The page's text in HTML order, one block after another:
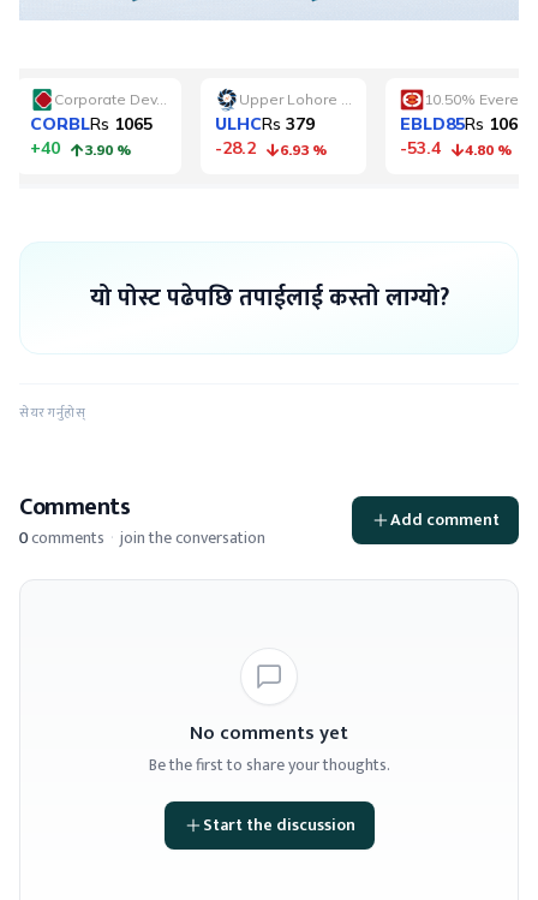
यो पोस्ट पढेपछि तपाईलाई कस्तो लाग्यो?
सेयर गर्नुहोस्
Comments
0comments · join the conversation
Add comment
No comments yet
Be the first to share your thoughts.
Start the discussion